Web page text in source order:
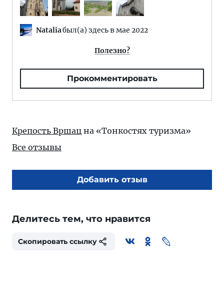
Nataliaбыл(а) здесь в мае 2022
Полезно?
Прокомментировать
Крепость Вршац на «Тонкостях туризма»
Все отзывы
Добавить отзыв
Делитесь тем, что нравится
Скопировать ссылку